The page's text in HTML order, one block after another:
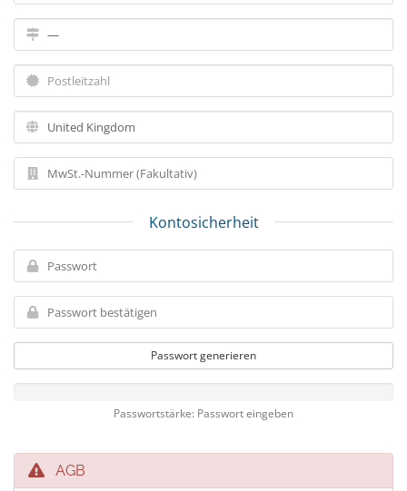
Kontosicherheit
Passwort generieren
Passwortstärke: Passwort eingeben
AGB